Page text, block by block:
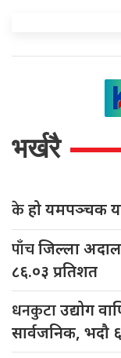
भर्खरै
केहो यमपञ्चक
पाँचजिल्ला
८६.०३ प्रतिशत
धनकुटाउद्योग
सार्वजनिक, भदौ